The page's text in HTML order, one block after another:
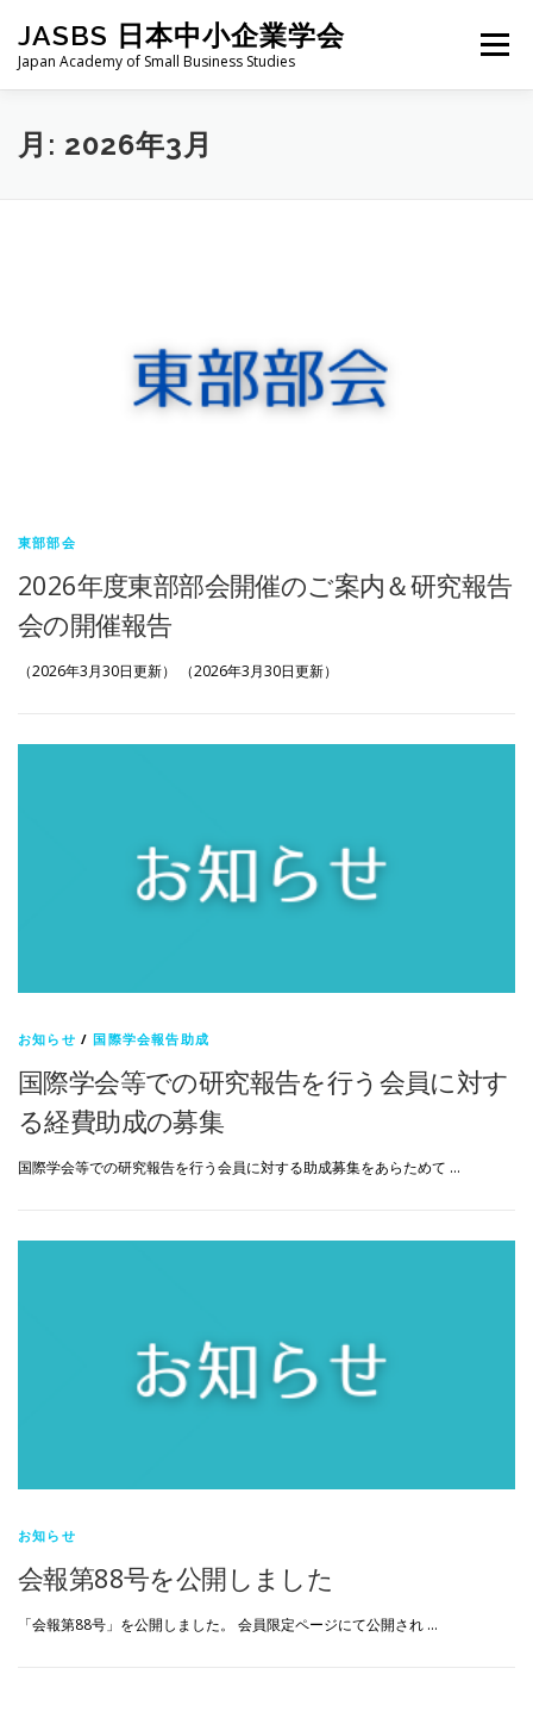
JASBS 日本中小企業学会
Japan Academy of Small Business Studies
メニュー
日本中小企業学会について
月: 2026年3月
東部部会
2026年度東部部会開催のご案内＆研究報告
会の開催報告
（2026年3月30日更新） （2026年3月30日更新）
お知らせ /国際学会報告助成
国際学会等での研究報告を行う会員に対す
る経費助成の募集
国際学会等での研究報告を行う会員に対する助成募集をあらためて …
お知らせ
会報第88号を公開しました
「会報第88号」を公開しました。 会員限定ページにて公開され …